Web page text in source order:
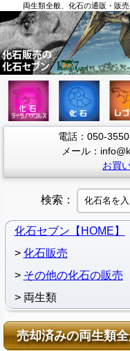
両生類全般、化石の通販・販
電話：050-
メール：
お買
検索：
化石セブン【HOME】
化石販売
その他の化石の販売
両生類
売却済みの両生類